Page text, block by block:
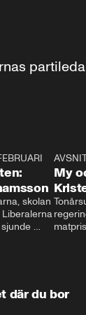
24:30
skolan
My
där du bor